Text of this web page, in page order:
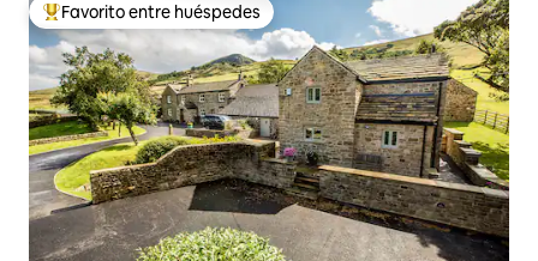
De los mejores en Favorito entre huéspedes
Favorito entre huéspedes